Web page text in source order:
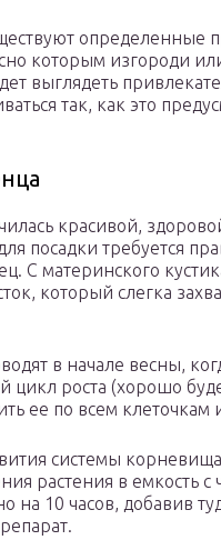
определенные
которым изгороди
выглядеть
так, как это
красивой,
посадки требуется
С материнского
который слегка
в начале весны,
цикл роста (хорошо
ее по всем клеточкам
системы
растения в емкость с
на 10 часов, добавив